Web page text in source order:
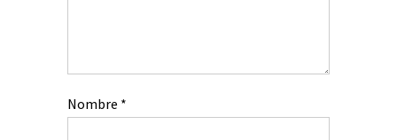
Nombre *